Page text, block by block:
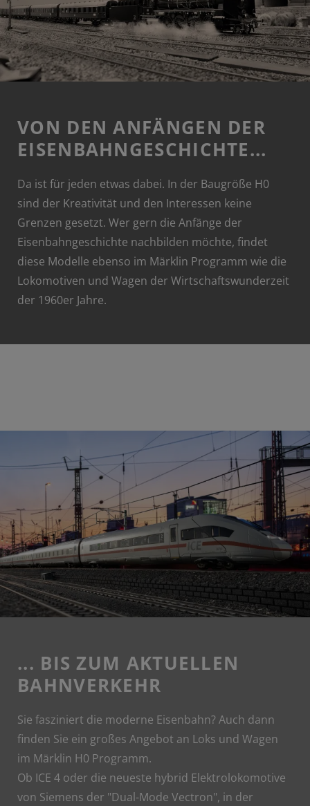
VON DEN ANFÄNGEN DER
EISENBAHNGESCHICHTE...
Da ist für jeden etwas dabei. In der Baugröße H0
sind der Kreativität und den Interessen keine
Grenzen gesetzt. Wer gern die Anfänge der
Eisenbahngeschichte nachbilden möchte, findet
diese Modelle ebenso im Märklin Programm wie die
Lokomotiven und Wagen der Wirtschaftswunderzeit
der 1960er Jahre.
... BIS ZUM AKTUELLEN
BAHNVERKEHR
Sie fasziniert die moderne Eisenbahn? Auch dann
finden Sie ein großes Angebot an Loks und Wagen
im Märklin H0 Programm.
Ob ICE 4 oder die neueste hybrid Elektrolokomotive
von Siemens der "Dual-Mode Vectron", in der